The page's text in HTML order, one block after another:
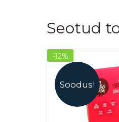
Seotud
Soodus!
-12%